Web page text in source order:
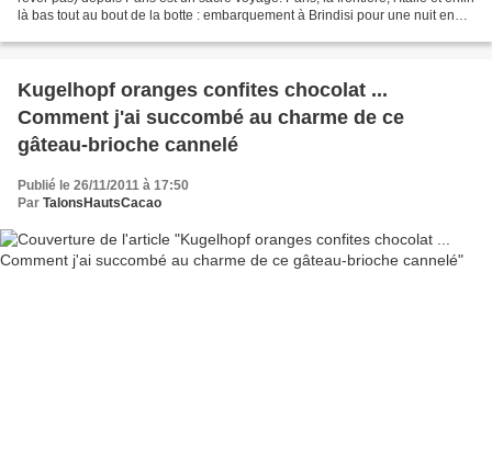
là bas tout au bout de la botte : embarquement à Brindisi pour une nuit en
Kugelhopf oranges confites chocolat ...
Comment j'ai succombé au charme de ce
gâteau-brioche cannelé
Publié le 26/11/2011 à 17:50
Par TalonsHautsCacao